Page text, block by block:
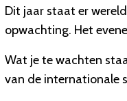
Dit jaar staat er
opwachting. Het
Wat je te wachten
van de internationale